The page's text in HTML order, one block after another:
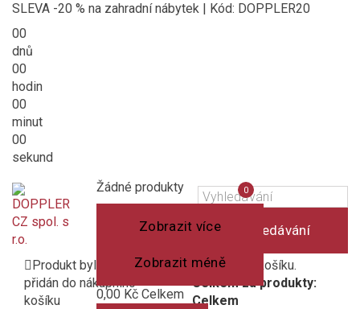
SLEVA -20 % na zahradní nábytek | Kód: DOPPLER20
00
dnů
00
hodin
00
minut
00
sekund
Vyhledávání
Košík
(prázdný)
Žádné produkty
Zobrazit více
Zobrazit méně
0,00 Kč Celkem
Produkt byl úspěšně
přidán do nákupního
košíku
1 produkt v košíku.
Celkem za produkty:
Celkem
Porovnání
produktů
0